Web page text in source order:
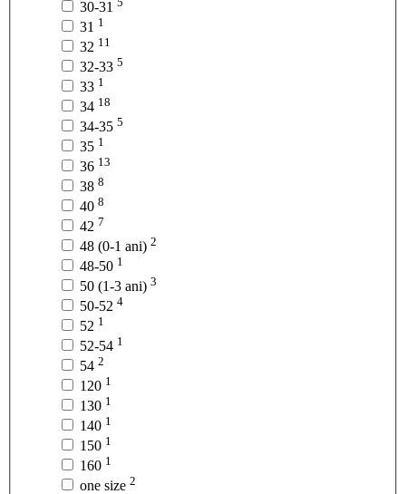
30-31
31 1
32 11
32-33 5
33 1
34 18
34-35 5
35 1
36 13
38 8
40 8
42 7
48 (0-1 ani) 2
48-50 1
50 (1-3 ani) 3
50-52 4
52 1
52-54 1
54 2
120 1
130 1
140 1
150 1
160 1
one size 2